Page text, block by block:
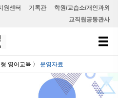
원센터 기록관
학원/교습소/개인과외
교직원공동관사
영어교육 〉 운영자료